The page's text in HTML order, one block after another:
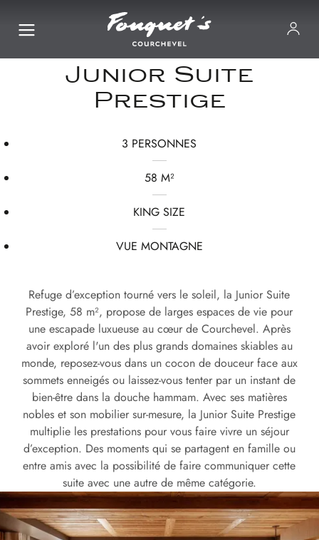
Junior Suite
Prestige
3 PERSONNES
58 M²
KING SIZE
VUE MONTAGNE
Refuge d’exception tourné vers le soleil, la Junior Suite
Prestige, 58 m², propose de larges espaces de vie pour
une escapade luxueuse au cœur de Courchevel. Après
avoir exploré l'un des plus grands domaines skiables au
monde, reposez-vous dans un cocon de douceur face aux
sommets enneigés ou laissez-vous tenter par un instant de
bien-être dans la douche hammam. Avec ses matières
nobles et son mobilier sur-mesure, la Junior Suite Prestige
multiplie les prestations pour vous faire vivre un séjour
d’exception. Des moments qui se partagent en famille ou
entre amis avec la possibilité de faire communiquer cette
suite avec une autre de même catégorie.